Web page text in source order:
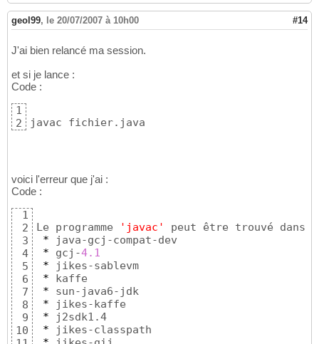
geol99, le 20/07/2007 à 10h00 #14
J'ai bien relancé ma session.
et si je lance :
Code :
1
2
javac fichier.java
voici l'erreur que j'ai :
Code :
1
2
3
4
5
6
7
8
9
10
Le programme 'javac'
peut être trouvé dans
* java-gcj-compat-dev
* gcj-4.1
* jikes-sablevm
* kaffe
* sun-java6-jdk
* jikes-kaffe
* j2sdk1.4
* jikes-classpath